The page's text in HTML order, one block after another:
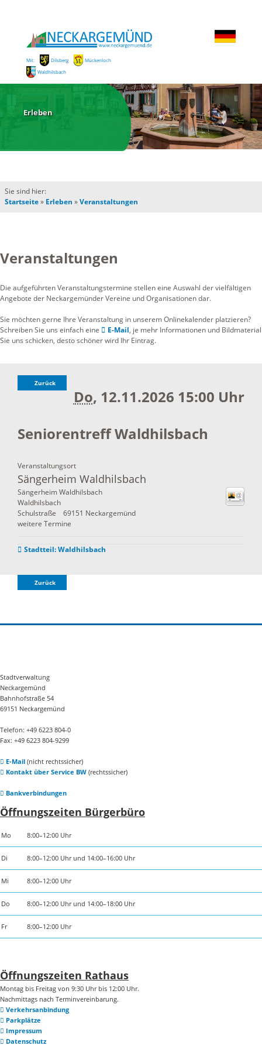
Mit: Dilsberg
Mückenloch
Waldhilsbach
Erleben
Sie sind hier:
Startseite» Erleben »Veranstaltungen
Veranstaltungen
Die aufgeführten Veranstaltungstermine stellen eine Auswahl der vielfältigen
Angebote der Neckargemünder Vereine und Organisationen dar.
Sie möchten gerne Ihre Veranstaltung in unserem Onlinekalender platzieren?
Schreiben Sie uns einfach eine
E-Mail, je mehr Informationen und Bildmaterial
Sie uns schicken, desto schöner wird Ihr Eintrag.
Zurück
Do, 12.11.2026 15:00 Uhr
Seniorentreff Waldhilsbach
Veranstaltungsort
Sängerheim Waldhilsbach
Sängerheim Waldhilsbach
Waldhilsbach
Schulstraße
69151 Neckargemünd
weitere Termine
Stadtteil: Waldhilsbach
Zurück
Stadtverwaltung
Neckargemünd
Bahnhofstraße 54
69151 Neckargemünd
Telefon: +49 6223 804-0
Fax: +49 6223 804-9299
E-Mail(nicht rechtssicher)
Kontakt über Service BW(rechtssicher)
Bankverbindungen
Öffnungszeiten Bürgerbüro
Mo 8:00–12:00 Uhr
Di 8:00–12:00 Uhr und 14:00–16:00 Uhr
Mi 8:00–12:00 Uhr
Do 8:00–12:00 Uhr und 14:00–18:00 Uhr
Fr 8:00–12:00 Uhr
Öffnungszeiten Rathaus
Montag bis Freitag von 9:30 Uhr bis 12:00 Uhr.
Nachmittags nach Terminvereinbarung.
Verkehrsanbindung
Parkplätze
Impressum
Datenschutz